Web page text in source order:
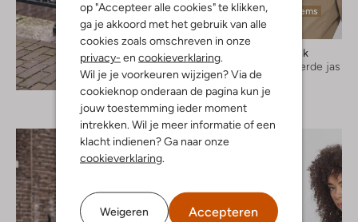
op "Accepteer alle cookies" te klikken,
ga je akkoord met het gebruik van alle
cookies zoals omschreven in onze
privacy- en cookieverklaring.
Wil je je voorkeuren wijzigen? Via de
cookieknop onderaan de pagina kun je
jouw toestemming ieder moment
intrekken. Wil je meer informatie of een
klacht indienen? Ga naar onze
cookieverklaring.
Weigeren Accepteren
Ontdek de look
Laatste items
Penn & Ink
Gewatteerde jas
€ 229,00